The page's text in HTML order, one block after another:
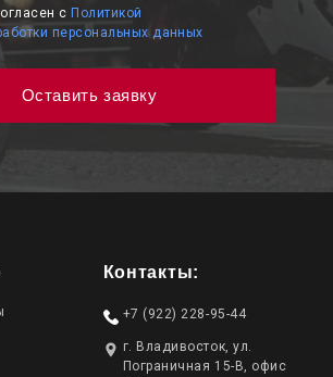
с Политикой
персональных данных
Контакты:
+7 (922) 228-95-44
г. Владивосток, ул.
Пограничная 15-В, офис